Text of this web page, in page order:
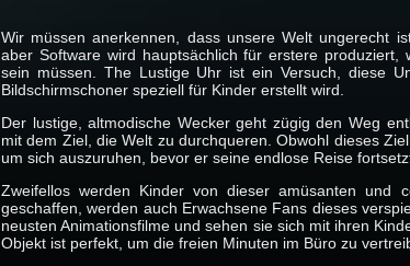
Wir müssen anerkennen, dass unsere Welt ungerecht
aber Software wird hauptsächlich für erstere
sein müssen. The Lustige Uhr ist ein Versuch, diese
Bildschirmschoner speziell für Kinder erstellt wird.
Der lustige, altmodische Wecker geht zügig den Weg
mit dem Ziel, die Welt zu durchqueren. Obwohl dieses
um sich auszuruhen, bevor er seine endlose Reise
Zweifellos werden Kinder von dieser amüsanten und
geschaffen, werden auch Erwachsene Fans dieses
neusten Animationsfilme und sehen sie sich mit ihren
Objekt ist perfekt, um die freien Minuten im Büro zu